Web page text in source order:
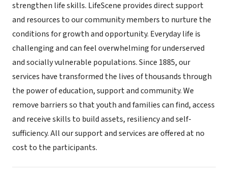
strengthen life skills. LifeScene provides direct support
and resources to our community members to nurture the
conditions for growth and opportunity. Everyday life is
challenging and can feel overwhelming for underserved
and socially vulnerable populations. Since 1885, our
services have transformed the lives of thousands through
the power of education, support and community. We
remove barriers so that youth and families can find, access
and receive skills to build assets, resiliency and self-
sufficiency. All our support and services are offered at no
cost to the participants.